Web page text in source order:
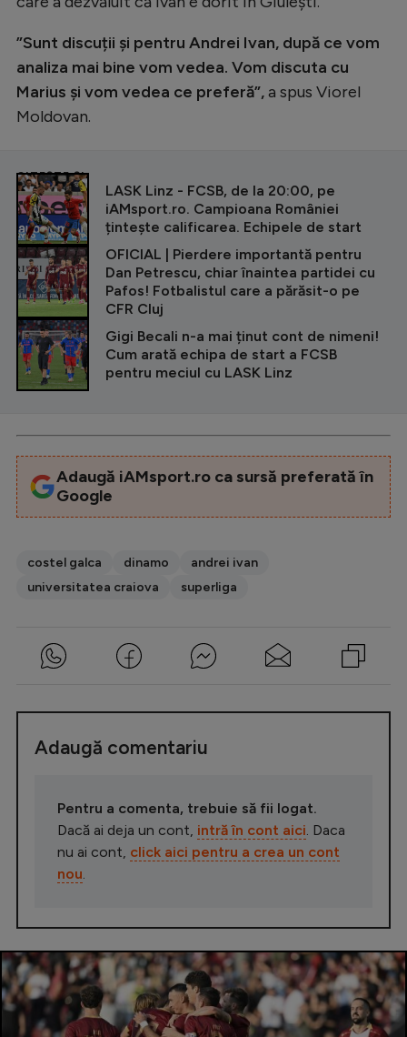
”Sunt discuții și pentru Andrei Ivan, după ce vom
analiza mai bine vom vedea. Vom discuta cu
Marius și vom vedea ce preferă”,a spus Viorel
Moldovan.
CITEȘTE ȘI
LASK Linz - FCSB, de la 20:00, pe
iAMsport.ro. Campioana României
țintește calificarea. Echipele de start
OFICIAL | Pierdere importantă pentru
Dan Petrescu, chiar înaintea partidei cu
Pafos! Fotbalistul care a părăsit-o pe
CFR Cluj
Gigi Becali n-a mai ținut cont de nimeni!
Cum arată echipa de start a FCSB
pentru meciul cu LASK Linz
Adaugă iAMsport.ro ca sursă preferată în
Google
costel galca dinamo
andrei ivan
universitatea craiova
superliga
Adaugă comentariu
Pentru a comenta, trebuie să fii logat.
Dacă ai deja un cont, intră în cont aici . Daca
nu ai cont, click aici pentru a crea un cont
nou